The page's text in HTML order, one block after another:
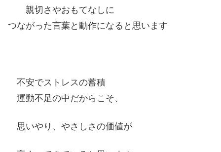
親切さやおもてなしに
つながった言葉と動作になると思います
不安でストレスの蓄積
運動不足の中だからこそ、
思いやり、やさしさの価値が